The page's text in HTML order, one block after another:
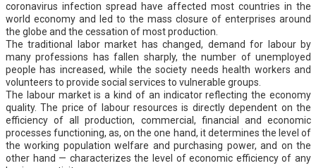
coronavirus infection spread have affected most countries in the
world economy and led to the mass closure of enterprises around
the globe and the cessation of most production.
The traditional labor market has changed, demand for labour by
many professions has fallen sharply, the number of unemployed
people has increased, while the society needs health workers and
volunteers to provide social services to vulnerable groups.
The labour market is a kind of an indicator reflecting the economy
quality. The price of labour resources is directly dependent on the
efficiency of all production, commercial, financial and economic
processes functioning, as, on the one hand, it determines the level of
the working population welfare and purchasing power, and on the
other hand — characterizes the level of economic efficiency of any